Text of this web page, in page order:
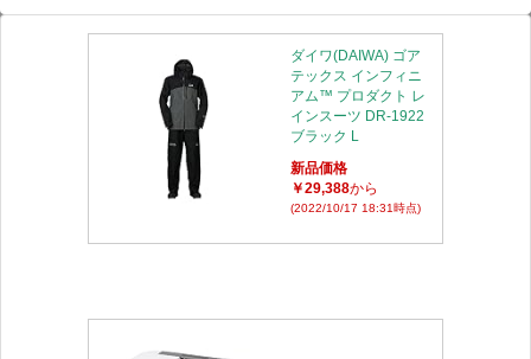
ダイワ(DAIWA) ゴア
テックス インフィニ
アム™ プロダクト レ
インスーツ DR-1922
ブラック L
新品価格
￥29,388から
(2022/10/17 18:31時点)